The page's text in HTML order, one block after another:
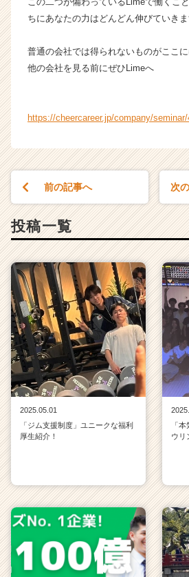
ちにあなたの力はどんどん伸びていきま
普通の会社では得られないものがここに
他の会社を見る前にぜひLimeへ
https://cheercareer.jp/company/
前の記事へ 次
投稿一覧
2025.05.01
「ジム支援制度」ユニークな福利
厚生紹介！
「
ウリ